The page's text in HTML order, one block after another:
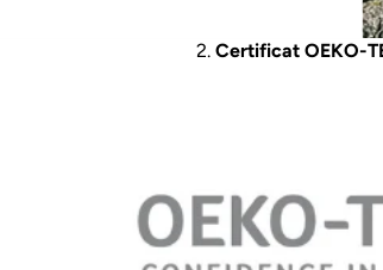
Certificat d’authenticité des
Certificat OEKO-